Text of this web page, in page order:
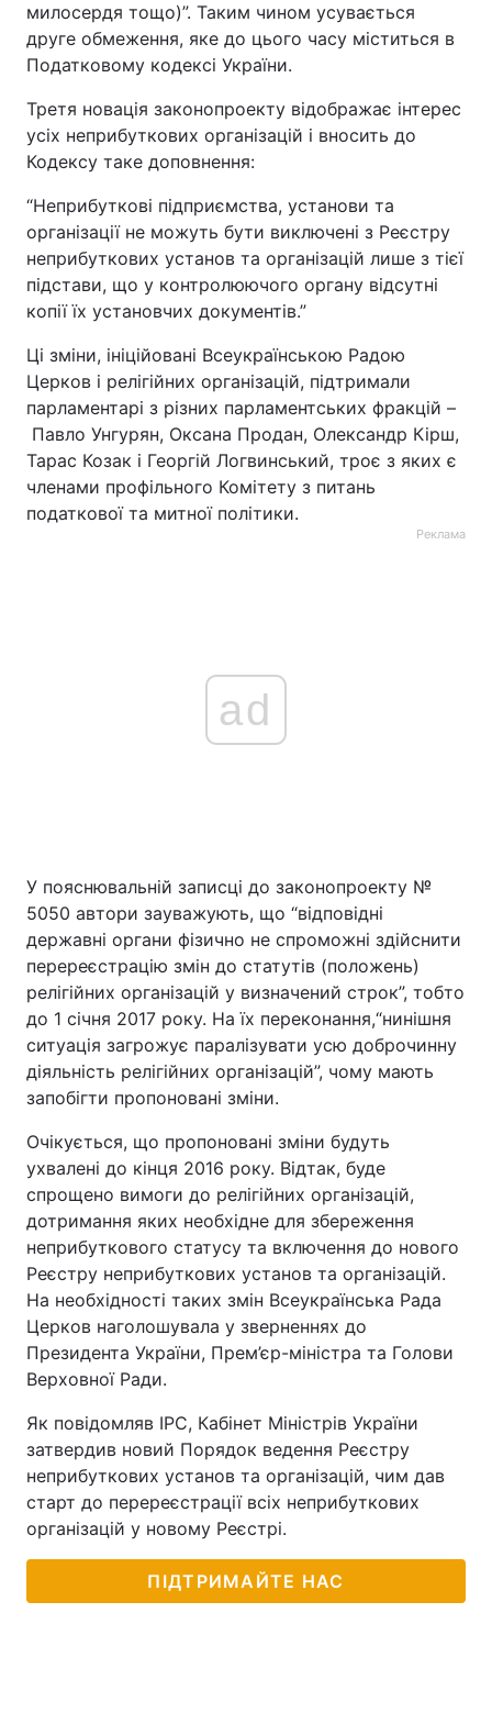
милосердя тощо)”. Таким чином усувається
друге обмеження, яке до цього часу міститься в
Податковому кодексі України.
Третя новація законопроекту відображає інтерес
усіх неприбуткових організацій і вносить до
Кодексу таке доповнення:
“Неприбуткові підприємства, установи та
організації не можуть бути виключені з Реєстру
неприбуткових установ та організацій лише з тієї
підстави, що у контролюючого органу відсутні
копії їх установчих документів.”
Ці зміни, ініційовані Всеукраїнською Радою
Церков і релігійних організацій, підтримали
парламентарі з різних парламентських фракцій –
Павло Унгурян, Оксана Продан, Олександр Кірш,
Тарас Козак і Георгій Логвинський, троє з яких є
членами профільного Комітету з питань
податкової та митної політики.
Реклама
ad
У пояснювальній записці до законопроекту №
5050 автори зауважують, що “відповідні
державні органи фізично не спроможні здійснити
перереєстрацію змін до статутів (положень)
релігійних організацій у визначений строк”, тобто
до 1 січня 2017 року. На їх переконання,“нинішня
ситуація загрожує паралізувати усю доброчинну
діяльність релігійних організацій”, чому мають
запобігти пропоновані зміни.
Очікується, що пропоновані зміни будуть
ухвалені до кінця 2016 року. Відтак, буде
спрощено вимоги до релігійних організацій,
дотримання яких необхідне для збереження
неприбуткового статусу та включення до нового
Реєстру неприбуткових установ та організацій.
На необхідності таких змін Всеукраїнська Рада
Церков наголошувала у зверненнях до
Президента України, Прем’єр-міністра та Голови
Верховної Ради.
Як повідомляв ІРС, Кабінет Міністрів України
затвердив новий Порядок ведення Реєстру
неприбуткових установ та організацій, чим дав
старт до перереєстрації всіх неприбуткових
організацій у новому Реєстрі.
ПІДТРИМАЙТЕ НАС